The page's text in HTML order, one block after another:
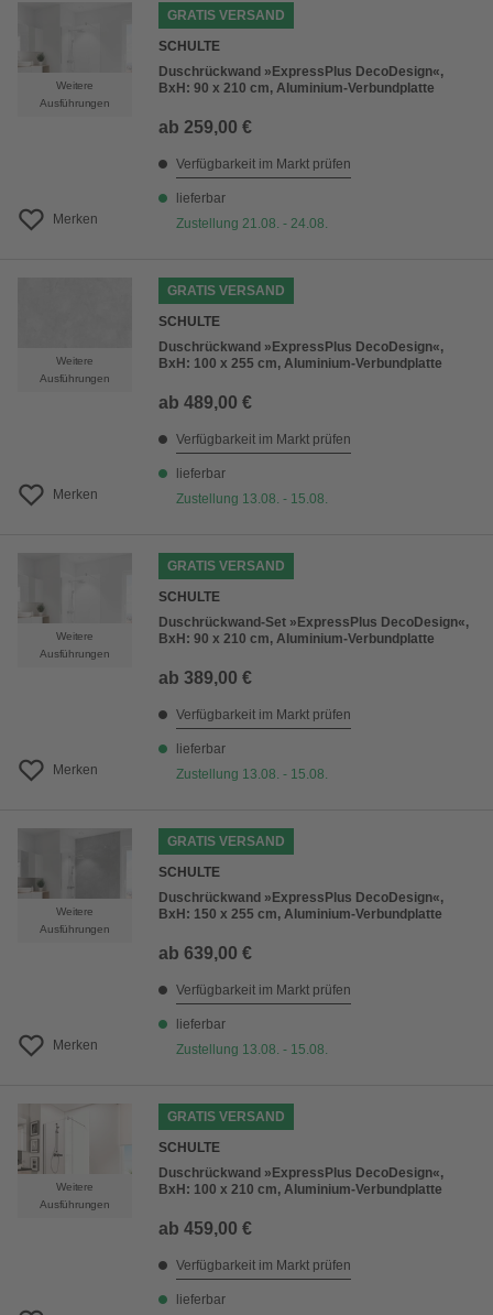
Weitere
Ausführungen
Merken
GRATIS VERSAND
SCHULTE
Duschrückwand »ExpressPlus DecoDesign«,
BxH: 90 x 210 cm, Aluminium-Verbundplatte
ab 259,00 €
Verfügbarkeit im Markt prüfen
lieferbar
Zustellung 21.08. - 24.08.
Weitere
Ausführungen
Merken
GRATIS VERSAND
SCHULTE
Duschrückwand »ExpressPlus DecoDesign«,
BxH: 100 x 255 cm, Aluminium-Verbundplatte
ab 489,00 €
Verfügbarkeit im Markt prüfen
lieferbar
Zustellung 13.08. - 15.08.
Weitere
Ausführungen
Merken
GRATIS VERSAND
SCHULTE
Duschrückwand-Set »ExpressPlus DecoDesign«,
BxH: 90 x 210 cm, Aluminium-Verbundplatte
ab 389,00 €
Verfügbarkeit im Markt prüfen
lieferbar
Zustellung 13.08. - 15.08.
Weitere
Ausführungen
Merken
GRATIS VERSAND
SCHULTE
Duschrückwand »ExpressPlus DecoDesign«,
BxH: 150 x 255 cm, Aluminium-Verbundplatte
ab 639,00 €
Verfügbarkeit im Markt prüfen
lieferbar
Zustellung 13.08. - 15.08.
Weitere
Ausführungen
GRATIS VERSAND
SCHULTE
Duschrückwand »ExpressPlus DecoDesign«,
BxH: 100 x 210 cm, Aluminium-Verbundplatte
ab 459,00 €
Verfügbarkeit im Markt prüfen
lieferbar